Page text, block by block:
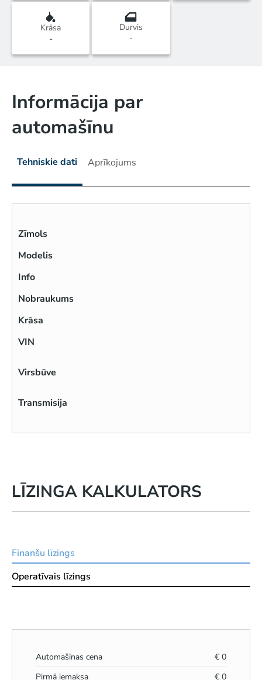
Krāsa
-
Durvis
-
Informācija par
automašīnu
Tehniskie dati Aprīkojums
Zīmols
Modelis
Info
Nobraukums
Krāsa
VIN
Virsbūve
Transmisija
LĪZINGA KALKULATORS
Finanšu līzings
Operatīvais līzings
Automašīnas cena € 0
Pirmā iemaksa
€ 0